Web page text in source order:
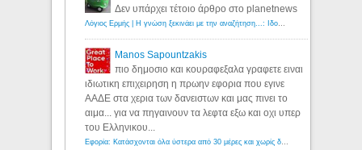
Δεν υπάρχει τέτοιο άρθρο στο planetnews
Λόγιος Ερμής | Η γνώση ξεκινάει με την αναζήτηση...: Ιδού οι 18 που χρωστούν 11 δις ευρώ!
Manos Sapountzakis
πιο δημοσιο και κουραφεξαλα γραφετε ειναι
ιδιωτικη επιχειρηση η πρωην εφορια που εγινε
ΑΑΔΕ στα χερια των δανειστων και μας πινει το
αιμα... για να πηγαινουν τα λεφτα εξω και οχι υπερ
του Ελληνικου...
Εφορία: Κατάσχονται όλα ύστερα από 30 μέρες και χωρίς δικαστικές αποφάσεις - Λόγιος Ερμής